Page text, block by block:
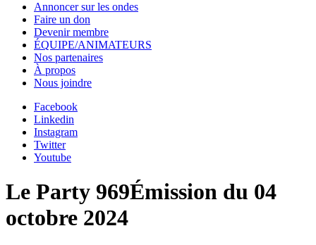
Annoncer sur les ondes
Faire un don
Devenir membre
ÉQUIPE/ANIMATEURS
Nos partenaires
À propos
Nous joindre
Facebook
Linkedin
Instagram
Twitter
Youtube
Le Party 969Émission du 04
octobre 2024